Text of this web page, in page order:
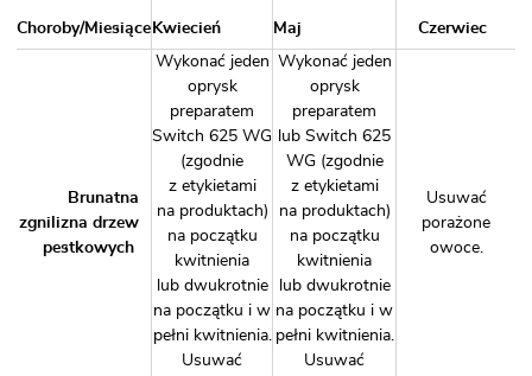
Choroby/Miesiące Kwiecień Maj Czerwiec
Brunatna
zgnilizna drzew
pestkowych
Wykonać jeden
oprysk
preparatem
Switch 625 WG
(zgodnie
z etykietami
na produktach)
na początku
kwitnienia
lub dwukrotnie
na początku i w
pełni kwitnienia.
Usuwać
Wykonać jeden
oprysk
preparatem
lub Switch 625
WG (zgodnie
z etykietami
na produktach)
na początku
kwitnienia
lub dwukrotnie
na początku i w
pełni kwitnienia.
Usuwać
Usuwać
porażone
owoce.